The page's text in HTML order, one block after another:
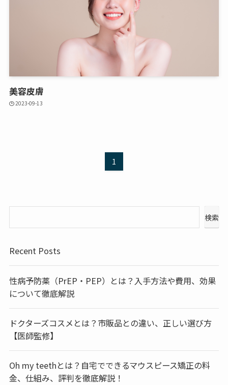
美容皮膚
2023-09-13
1
検索
Recent Posts
性病予防薬（PrEP・PEP）とは？入手方法や費用、効果
について徹底解説
ドクターズコスメとは？市販品との違い、正しい選び方
【医師監修】
Oh my teethとは？自宅でできるマウスピース矯正の料
金、仕組み、評判を徹底解説！